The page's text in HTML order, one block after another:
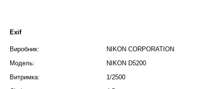
Exif
Виробник:
NIKON CORPORATION
Модель:
NIKON D5200
Витримка:
1/2500